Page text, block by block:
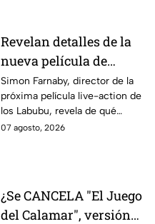
Revelan detalles de la
nueva película de
Labubu: de qué tratará
y cuándo se estrena
Simon Farnaby, director de la
próxima película live-action de
los Labubu, revela de qué
tratará la cinta. Aquí te
07 agosto, 2026
¿Se CANCELA "El Juego
del Calamar", versión